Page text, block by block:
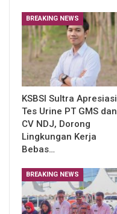
BREAKING NEWS
KSBSI Sultra Apresiasi
Tes Urine PT GMS dan
CV NDJ, Dorong
Lingkungan Kerja
Bebas…
BREAKING NEWS